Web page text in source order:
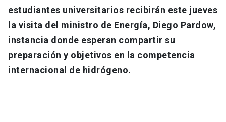
estudiantes universitarios recibirán este jueves
la visita del ministro de Energía, Diego Pardow,
instancia donde esperan compartir su
preparación y objetivos en la competencia
internacional de hidrógeno.